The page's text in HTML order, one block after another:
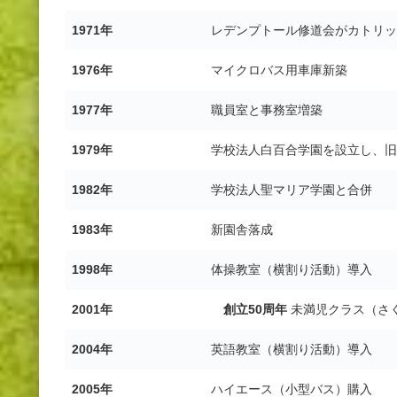
1971年 レデンプトール修道会がカトリ
1976年 マイクロバス用車庫新築
1977年 職員室と事務室増築
1979年 学校法人白百合学園を設立し、
1982年 学校法人聖マリア学園 と合併
1983年 新園舎落成
1998年 体操教室（横割り活動）導入
2001年 創立50周年 未満児クラス（さ
2004年 英語教室（横割り活動）導入
2005年 ハイエース（小型バス）購入